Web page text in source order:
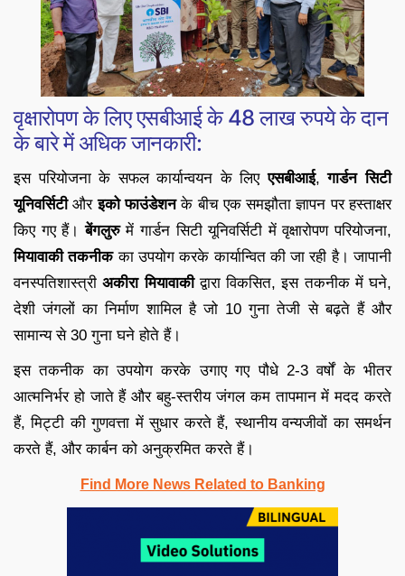
वृक्षारोपण के लिए एसबीआई के 48 लाख रुपये के दान
के बारे में अधिक जानकारी:
इस परियोजना के सफल कार्यान्वयन के लिएएसबीआई,गार्डन सिटी
यूनिवर्सिटीऔरइको फाउंडेशनके बीच एक समझौता ज्ञापन पर हस्ताक्षर
किए गए हैं।बेंगलुरुमें गार्डन सिटी यूनिवर्सिटी में वृक्षारोपण परियोजना,
मियावाकी तकनीकका उपयोग करके कार्यान्वित की जा रही है। जापानी
वनस्पतिशास्त्रीअकीरा मियावाकीद्वारा विकसित, इस तकनीक में घने,
देशी जंगलों का निर्माण शामिल है जो 10 गुना तेजी से बढ़ते हैं और
सामान्य से 30 गुना घने होते हैं।
इस तकनीक का उपयोग करके उगाए गए पौधे 2-3 वर्षों के भीतर
आत्मनिर्भर हो जाते हैं और बहु-स्तरीय जंगल कम तापमान में मदद करते
हैं, मिट्टी की गुणवत्ता में सुधार करते हैं, स्थानीय वन्यजीवों का समर्थन
करते हैं, और कार्बन को अनुक्रमित करते हैं।
Find More News Related to Banking